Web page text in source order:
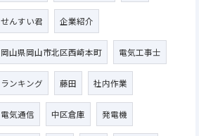
せんすい君 企業紹介
岡山県岡山市北区西崎本町 電気工事士
ランキング 藤田 社内作業
電気通信 中区倉庫 発電機